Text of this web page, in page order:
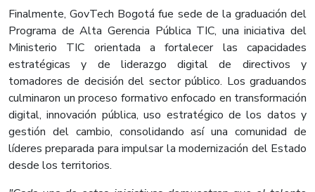
Finalmente, GovTech Bogotá fue sede de la graduación del
Programa de Alta Gerencia Pública TIC, una iniciativa del
Ministerio TIC orientada a fortalecer las capacidades
estratégicas y de liderazgo digital de directivos y
tomadores de decisión del sector público. Los graduandos
culminaron un proceso formativo enfocado en transformación
digital, innovación pública, uso estratégico de los datos y
gestión del cambio, consolidando así una comunidad de
líderes preparada para impulsar la modernización del Estado
desde los territorios.